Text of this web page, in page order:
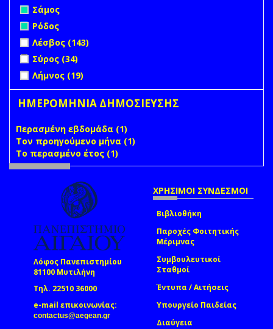
Remove Σάμος filter
Σάμος
Remove Ρόδος filter
Ρόδος
Apply Λέσβος filter
Λέσβος (143)
Apply Σύρος filter
Σύρος (34)
Apply Λήμνος filter
Λήμνος (19)
ΗΜΕΡΟΜΗΝΙΑ ΔΗΜΟΣΙΕΥΣΗΣ
Περασμένη εβδομάδα (1)
filter
Τον προηγούμενο μήνα (1)
Το περασμένο έτος (1)
Λόφος Πανεπιστημίου
81100 Μυτιλήνη
Τηλ. 22510 36000
e-mail επικοινωνίας:
contactus@aegean.gr
ΧΡΗΣΙΜΟΙ ΣΥΝΔΕΣΜΟΙ
Βιβλιοθήκη
Παροχές Φοιτητικής
Μέριμνας
Συμβουλευτικοί
Σταθμοί
Έντυπα / Αιτήσεις
Υπουργείο Παιδείας
Διαύγεια